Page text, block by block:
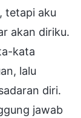
tetapi aku
akan diriku.
kata
lalu
diri.
jawab